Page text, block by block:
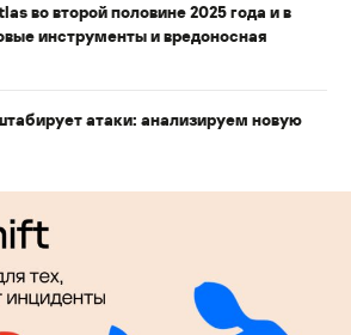
во второй половине 2025 года и в
инструменты и вредоносная
атаки: анализируем новую